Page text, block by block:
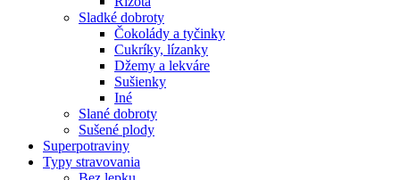
Sladké dobroty
Čokolády a tyčinky
Cukríky, lízanky
Džemy a lekváre
Sušienky
Iné
Slané dobroty
Sušené plody
Superpotraviny
Typy stravovania